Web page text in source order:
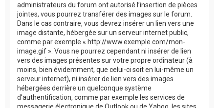
administrateurs du forum ont autorisé l’insertion de pièces
jointes, vous pourrez transférer des images sur le forum.
Dans le cas contraire, vous devrez insérer un lien vers une
image distante, hébergée sur un serveur internet public,
comme par exemple « http://www.exemple.com/mon-
image.gif ». Vous ne pourrez cependant ni insérer de lien
vers des images présentes sur votre propre ordinateur (à
moins, bien évidemment, que celui-ci soit en lui-même un
serveur internet), ni insérer de lien vers des images
hébergées derrière un quelconque système
d’authentification, comme par exemple les services de